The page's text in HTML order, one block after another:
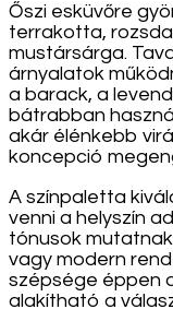
Őszi esküvőre
terrakotta,
mustársárga.
árnyalatok
a barack, a
bátrabban
akár élénkebb
koncepció
A színpaletta
venni a helyszín
tónusok
vagy modern
szépsége éppen
alakítható a